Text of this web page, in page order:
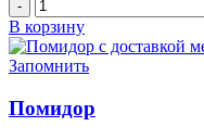
товара
Икибир
В корзину
Запомнить
Помидор